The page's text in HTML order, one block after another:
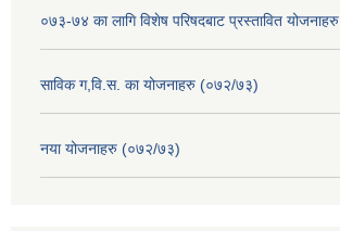
०७३-७४ का लागि विशेष परिषदबाट प्रस्तावित योजनाहरु
साविक ग,वि.स. का योजनाहरु (०७२/७३)
नया योजनाहरु (०७२/७३)